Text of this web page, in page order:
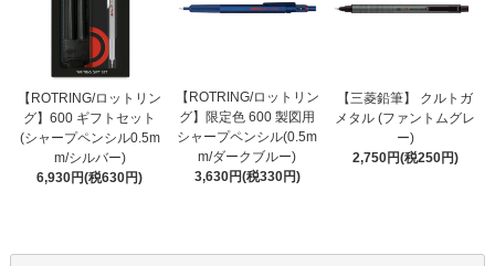
【ROTRING/ロットリン
グ】600 ギフトセット
(シャープペンシル0.5m
m/シルバー)
6,930円(税630円)
【ROTRING/ロットリン
グ】限定色 600 製図用
シャープペンシル(0.5m
m/ダークブルー)
3,630円(税330円)
【三菱鉛筆】 クルトガ
メタル (ファントムグレ
ー)
2,750円(税250円)